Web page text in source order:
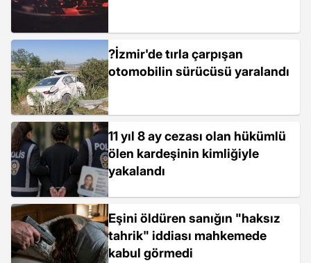
?İzmir'de tırla çarpışan
otomobilin sürücüsü yaralandı
11 yıl 8 ay cezası olan hükümlü
ölen kardeşinin kimliğiyle
yakalandı
Eşini öldüren sanığın "haksız
tahrik" iddiası mahkemede
kabul görmedi